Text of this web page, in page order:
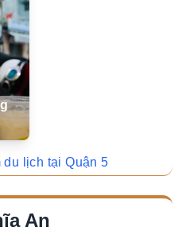
du lịch tại Quận 5
An